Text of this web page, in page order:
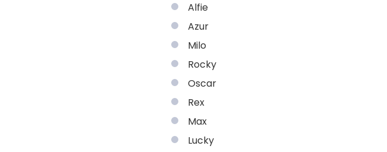
Alfie
Azur
Milo
Rocky
Oscar
Rex
Max
Lucky